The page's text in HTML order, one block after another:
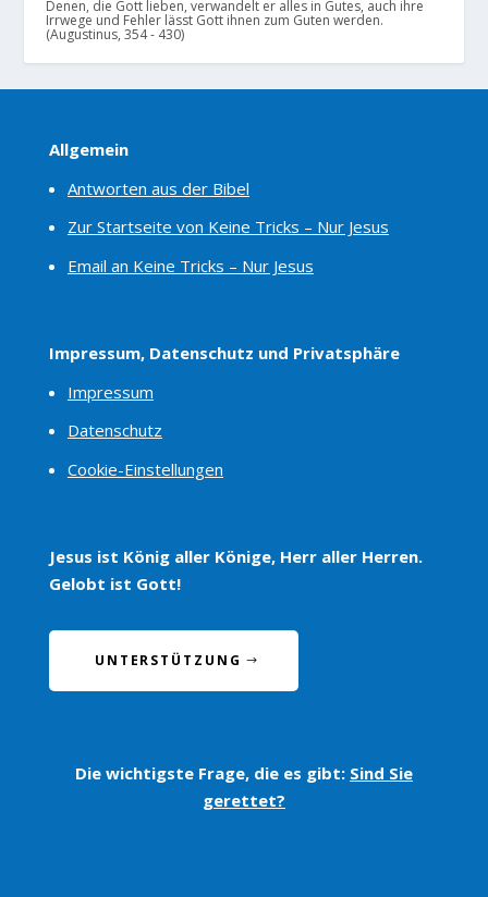
Denen, die Gott lieben, verwandelt er alles in Gutes, auch ihre
Irrwege und Fehler lässt Gott ihnen zum Guten werden.
(Augustinus, 354 - 430)
Allgemein
Antworten aus der Bibel
Zur Startseite von Keine Tricks – Nur Jesus
Email an Keine Tricks – Nur Jesus
Impressum, Datenschutz und Privatsphäre
Impressum
Datenschutz
Cookie-Einstellungen
Jesus ist König aller Könige, Herr aller Herren.
Gelobt ist Gott!
UNTERSTÜTZUNG
Die wichtigste Frage, die es gibt: Sind Sie
gerettet?